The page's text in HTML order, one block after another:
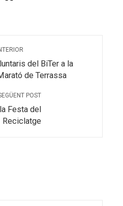
del BiTer a la
de Terrassa
POST
Festa del
Reciclatge